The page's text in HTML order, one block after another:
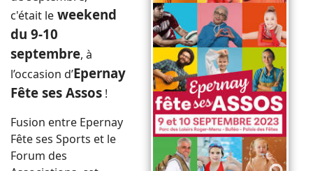
c'était le weekend
du 9-10
septembre, à
l’occasion d’Epernay
Fête ses Assos !
Fusion entre Epernay
Fête ses Sports et le
Forum des